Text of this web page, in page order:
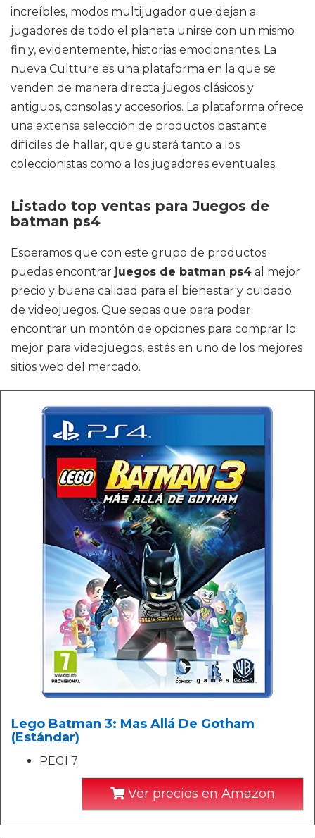
increíbles, modos multijugador que dejan a
jugadores de todo el planeta unirse con un mismo
fin y, evidentemente, historias emocionantes. La
nueva Cultture es una plataforma en la que se
venden de manera directa juegos clásicos y
antiguos, consolas y accesorios. La plataforma ofrece
una extensa selección de productos bastante
difíciles de hallar, que gustará tanto a los
coleccionistas como a los jugadores eventuales.
Listado top ventas para Juegos de
batman ps4
Esperamos que con este grupo de productos
puedas encontrar juegos de batman ps4 al mejor
precio y buena calidad para el bienestar y cuidado
de videojuegos. Que sepas que para poder
encontrar un montón de opciones para comprar lo
mejor para videojuegos, estás en uno de los mejores
sitios web del mercado.
Lego Batman 3: Mas Allá De Gotham
(Estándar)
PEGI 7
Ver precios en Amazon